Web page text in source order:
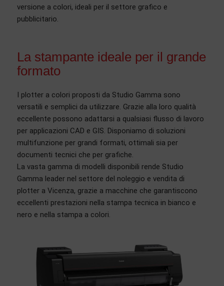
versione a colori, ideali per il settore grafico e
pubblicitario.
La stampante ideale per il grande
formato
I plotter a colori proposti da Studio Gamma sono
versatili e semplici da utilizzare. Grazie alla loro qualità
eccellente possono adattarsi a qualsiasi flusso di lavoro
per applicazioni CAD e GIS. Disponiamo di soluzioni
multifunzione per grandi formati, ottimali sia per
documenti tecnici che per grafiche.
La vasta gamma di modelli disponibili rende Studio
Gamma leader nel settore del noleggio e vendita di
plotter a Vicenza, grazie a macchine che garantiscono
eccellenti prestazioni nella stampa tecnica in bianco e
nero e nella stampa a colori.